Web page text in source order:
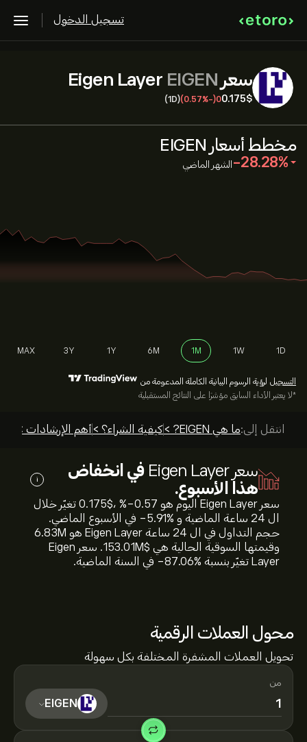
تسجيل الدخول
سعر Eigen Layer EIGEN
0.175‎$‎
0
(-0.57%)
(1D)
محول العملات الرقمية
تحويل العملات المشفرة المختلفة بكل سهولة
من
EIGEN
مخطط أسعار EIGEN
‎-28.28‎ الشهر الماضي
1D
1W
1M
6M
1Y
3Y
MAX
التسجيل لرؤية الرسوم البيانية الكاملة المدعومة من
*لا يعتبر الأداء السابق مؤشرًا على النتائج المستقبلية
انتقل إلى:ما هي EIGEN? > كيفية الشراء؟ >أهم الإرشادات >
سعر Eigen Layer
في انخفاض
هذا الأسبوع.
i
سعر Eigen Layer اليوم هو 0.175‎$‎، %‎-0.57‎ تغيّر خلال
ال 24 ساعة الماضية و %‎-5.91‎ في الأسبوع الماضي.
حجم التداول في ال 24 ساعة Eigen Layer هو 6.83M
وقيمتها السوقية الحالية هي 153.01M‎$‎. سعر Eigen
Layer تغيّر بنسبة %‎-87.06‎ في السنة الماضية.